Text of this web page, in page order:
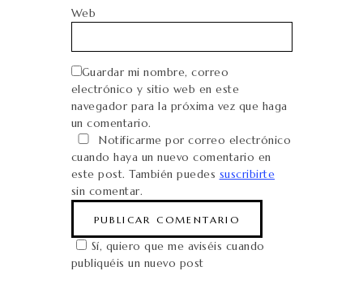
Web
Guardar mi nombre, correo
electrónico y sitio web en este
navegador para la próxima vez que haga
un comentario.
Notificarme por correo electrónico
cuando haya un nuevo comentario en
este post. También puedes suscribirte
sin comentar.
Sí, quiero que me aviséis cuando
publiquéis un nuevo post